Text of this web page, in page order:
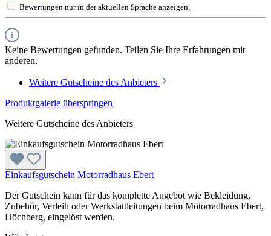
Bewertungen nur in der aktuellen Sprache anzeigen.
Keine Bewertungen gefunden. Teilen Sie Ihre Erfahrungen mit
anderen.
Weitere Gutscheine des Anbieters
Produktgalerie überspringen
Weitere Gutscheine des Anbieters
Einkaufsgutschein Motorradhaus Ebert
Der Gutschein kann für das komplette Angebot wie Bekleidung,
Zubehör, Verleih oder Werkstattleitungen beim Motorradhaus Ebert,
Höchberg, eingelöst werden.